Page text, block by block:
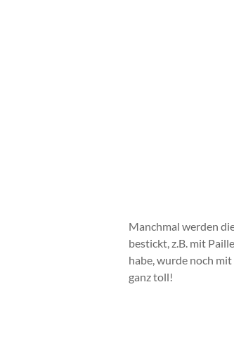
Manchmal werden
bestickt, z.B. mit
habe, wurde noch
ganz toll!